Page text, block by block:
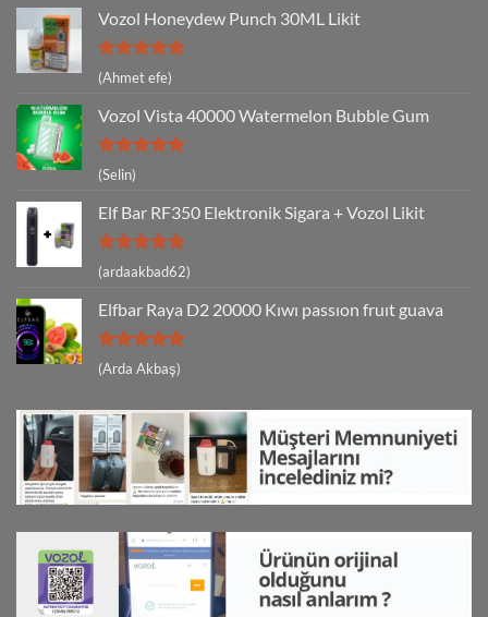
Vozol Honeydew Punch 30ML Likit
5 üzerinden
5
(Ahmet efe)
Vozol Vista 40000 Watermelon Bubble Gum
5 üzerinden
5
oy aldı
(Selin)
Elf Bar RF350 Elektronik Sigara + Vozol Likit
5 üzerinden
5
(ardaakbad62)
Elfbar Raya D2 20000 Kıwı passıon fruıt guava
5 üzerinden
5
(Arda Akbaş)